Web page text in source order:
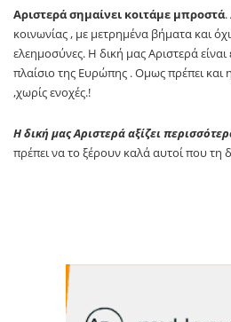
Αριστερά σημαίνει κοιτάμε μπροστά.
κοινωνίας , με μετρημένα βήματα και
ελεημοσύνες. Η δική μας Αριστερά
πλαίσιο της Ευρώπης . Ομως πρέπει και
,χωρίς ενοχές.!
Η δική μας Αριστερά αξίζει
πρέπει να το ξέρουν καλά αυτοί που τη